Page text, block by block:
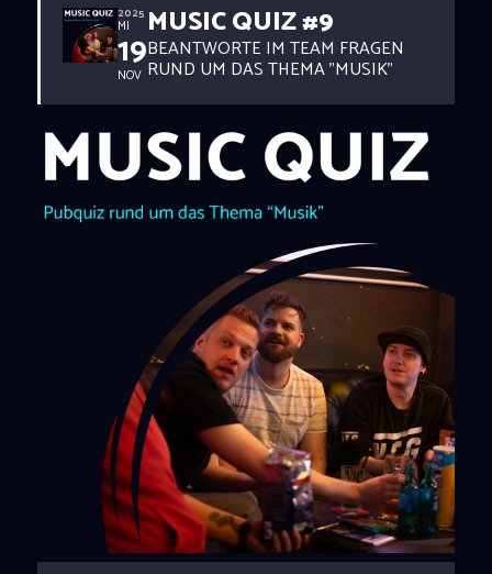
2025
MI
19
NOV
MUSIC QUIZ #9
BEANTWORTE IM TEAM FRAGEN
RUND UM DAS THEMA "MUSIK"